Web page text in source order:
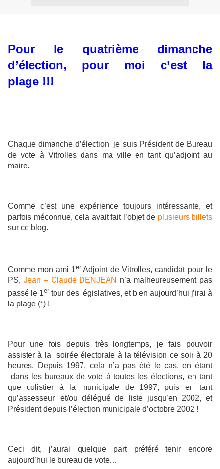
Pour le quatrième dimanche
d’élection, pour moi c’est la
plage !!!
Chaque dimanche d’élection, je suis Président de Bureau
de vote à Vitrolles dans ma ville en tant qu’adjoint au
maire.
Comme c’est une expérience toujours intéressante, et
parfois méconnue, cela avait fait l’objet de plusieurs billets
sur ce blog.
Comme mon ami 1er Adjoint de Vitrolles, candidat pour le
PS, Jean – Claude DENJEAN n’a malheureusement pas
passé le 1er tour des législatives, et bien aujourd’hui j’irai à
la plage (*) !
Pour une fois depuis très longtemps, je fais pouvoir
assister à la soirée électorale à la télévision ce soir à 20
heures. Depuis 1997, cela n’a pas été le cas, en étant
dans les bureaux de vote à toutes les élections, en tant
que colistier à la municipale de 1997, puis en tant
qu’assesseur, et/ou délégué de liste jusqu’en 2002, et
Président depuis l’élection municipale d’octobre 2002 !
Ceci dit, j’aurai quelque part préféré tenir encore
aujourd’hui le bureau de vote…